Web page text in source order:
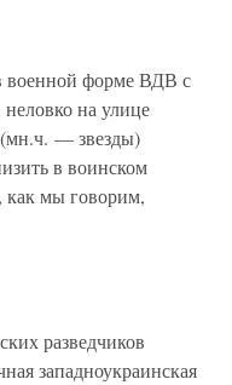
военной форме ВДВ с
на улице
(мн.ч. — звезды)
в воинском
мы говорим,
разведчиков
западноукраинская